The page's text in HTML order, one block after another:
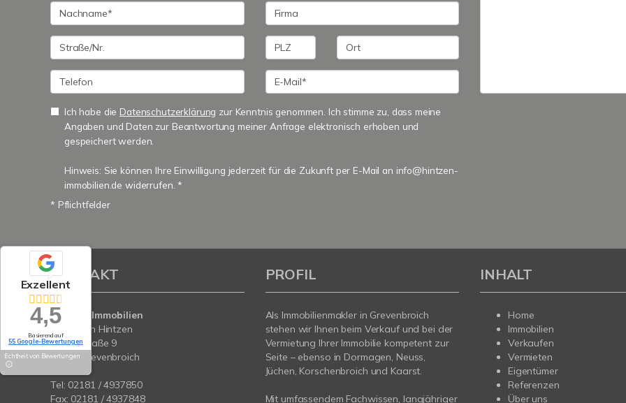
Ich habe die Datenschutzerklärung zur Kenntnis genommen. Ich stimme zu, dass meine
Angaben und Daten zur Beantwortung meiner Anfrage elektronisch erhoben und
gespeichert werden.
Hinweis: Sie können Ihre Einwilligung jederzeit für die Zukunft per E-Mail an info@hintzen-
immobilien.de widerrufen. *
* Pflichtfelder
Exzellent
4,5
Basierend auf
55 Google-Bewertungen
Echtheit von Bewertungen
KONTAKT
Hintzen Immobilien
Sebastian Hintzen
Lindenstraße 9
41515 Grevenbroich
Tel: 02181 / 4937850
Fax: 02181 / 4937848
PROFIL
Als Immobilienmakler in Grevenbroich
stehen wir Ihnen beim Verkauf und bei der
Vermietung Ihrer Immobilie kompetent zur
Seite – ebenso in Dormagen, Neuss,
Jüchen, Korschenbroich und Kaarst.
Mit umfassendem Fachwissen, langjähriger
INHALT
Home
Immobilien
Verkaufen
Vermieten
Eigentümer
Referenzen
Über uns